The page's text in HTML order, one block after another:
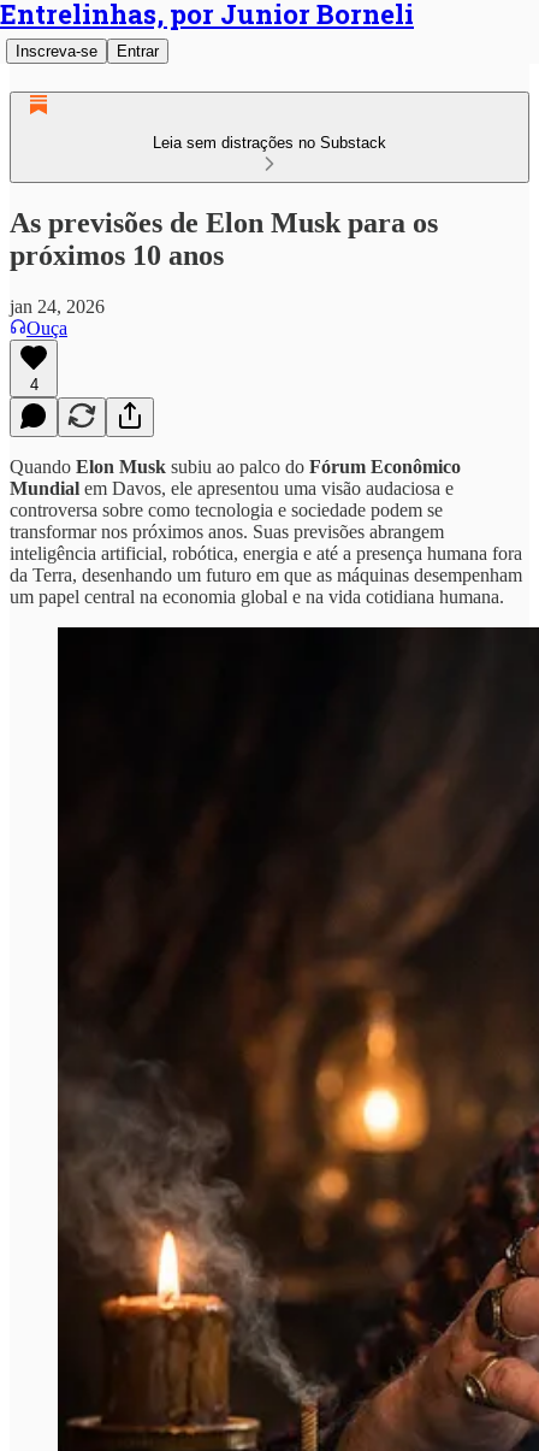
Entrelinhas, por Junior Borneli
Inscreva-se Entrar
Leia sem distrações no Substack
As previsões de Elon Musk para os
próximos 10 anos
jan 24, 2026
Ouça
4
Quando Elon Musk subiu ao palco do Fórum Econômico
Mundial em Davos, ele apresentou uma visão audaciosa e
controversa sobre como tecnologia e sociedade podem se
transformar nos próximos anos. Suas previsões abrangem
inteligência artificial, robótica, energia e até a presença humana fora
da Terra, desenhando um futuro em que as máquinas desempenham
um papel central na economia global e na vida cotidiana humana.